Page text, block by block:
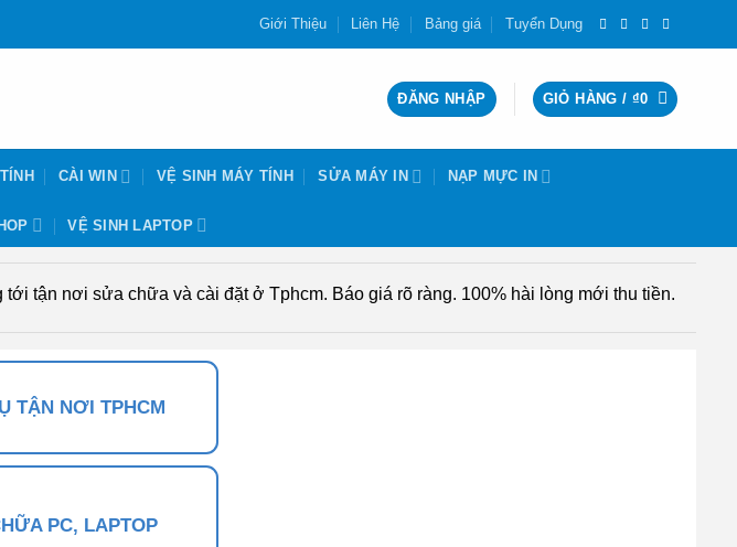
Giới Thiệu Liên Hệ Bảng giá Tuyển Dụng
ĐĂNG NHẬP GIỎ HÀNG / ₫0
CÀI WIN VỆ SINH MÁY TÍNH SỬA MÁY IN NẠP MỰC IN
VỆ SINH LAPTOP
tận nơi sửa chữa và cài đặt ở Tphcm. Báo giá rõ ràng. 100% hài lòng mới thu tiền.
TẬN NƠI TPHCM
PC, LAPTOP